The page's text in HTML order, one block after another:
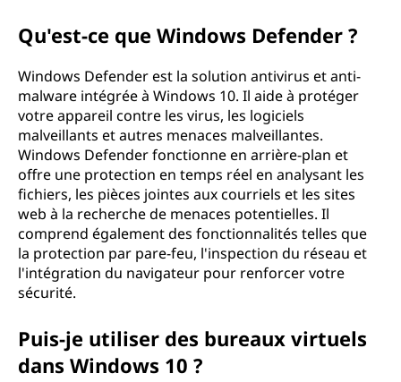
Qu'est-ce que Windows Defender ?
Windows Defender est la solution antivirus et anti-
malware intégrée à Windows 10. Il aide à protéger
votre appareil contre les virus, les logiciels
malveillants et autres menaces malveillantes.
Windows Defender fonctionne en arrière-plan et
offre une protection en temps réel en analysant les
fichiers, les pièces jointes aux courriels et les sites
web à la recherche de menaces potentielles. Il
comprend également des fonctionnalités telles que
la protection par pare-feu, l'inspection du réseau et
l'intégration du navigateur pour renforcer votre
sécurité.
Puis-je utiliser des bureaux virtuels
dans Windows 10 ?